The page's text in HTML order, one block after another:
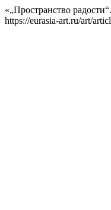
«„Пространство
https://eurasia-art.ru/art/